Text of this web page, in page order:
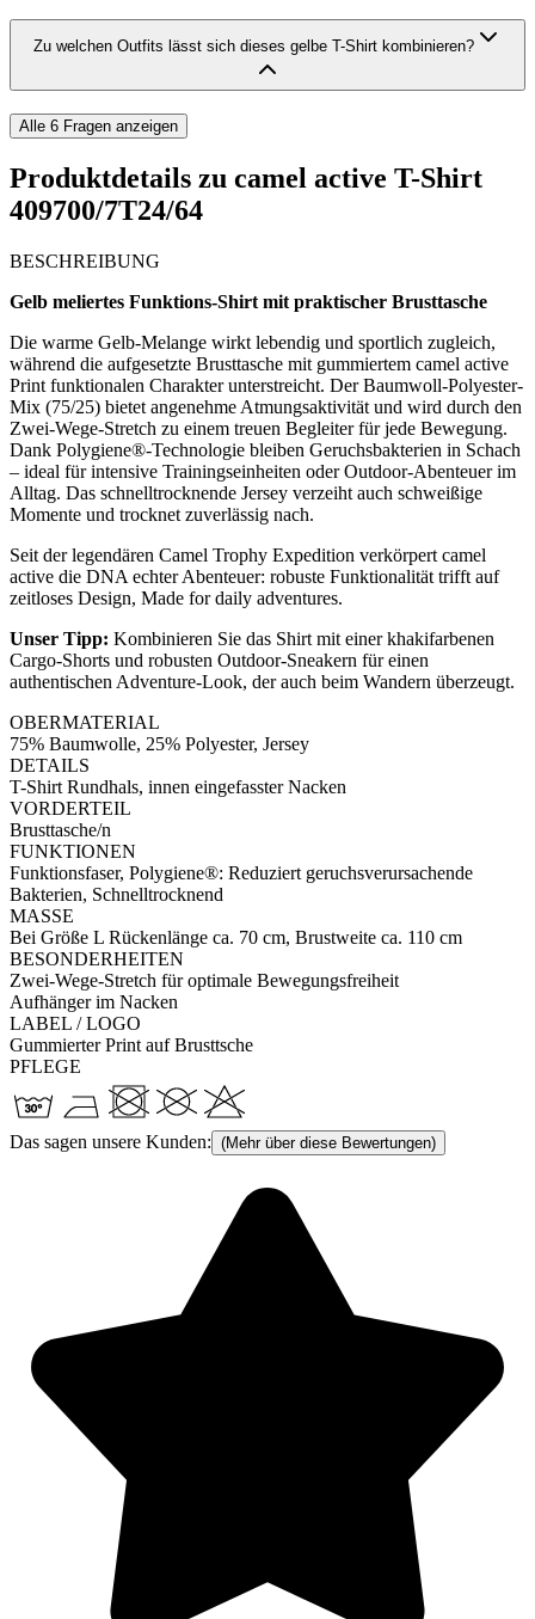
Zu welchen Outfits lässt sich dieses gelbe T-Shirt kombinieren?
Alle 6 Fragen anzeigen
Produktdetails zu camel active T-Shirt
409700/7T24/64
BESCHREIBUNG
Gelb meliertes Funktions-Shirt mit praktischer Brusttasche
Die warme Gelb-Melange wirkt lebendig und sportlich zugleich,
während die aufgesetzte Brusttasche mit gummiertem camel active
Print funktionalen Charakter unterstreicht. Der Baumwoll-Polyester-
Mix (75/25) bietet angenehme Atmungsaktivität und wird durch den
Zwei-Wege-Stretch zu einem treuen Begleiter für jede Bewegung.
Dank Polygiene®-Technologie bleiben Geruchsbakterien in Schach
– ideal für intensive Trainingseinheiten oder Outdoor-Abenteuer im
Alltag. Das schnelltrocknende Jersey verzeiht auch schweißige
Momente und trocknet zuverlässig nach.
Seit der legendären Camel Trophy Expedition verkörpert camel
active die DNA echter Abenteuer: robuste Funktionalität trifft auf
zeitloses Design, Made for daily adventures.
Unser Tipp: Kombinieren Sie das Shirt mit einer khakifarbenen
Cargo-Shorts und robusten Outdoor-Sneakern für einen
authentischen Adventure-Look, der auch beim Wandern überzeugt.
OBERMATERIAL
75% Baumwolle, 25% Polyester, Jersey
DETAILS
T-Shirt Rundhals, innen eingefasster Nacken
VORDERTEIL
Brusttasche/n
FUNKTIONEN
Funktionsfaser, Polygiene®: Reduziert geruchsverursachende
Bakterien, Schnelltrocknend
MASSE
Bei Größe L Rückenlänge ca. 70 cm, Brustweite ca. 110 cm
BESONDERHEITEN
Zwei-Wege-Stretch für optimale Bewegungsfreiheit
Aufhänger im Nacken
LABEL / LOGO
Gummierter Print auf Brusttsche
PFLEGE
Das sagen unsere Kunden: (Mehr über diese Bewertungen)